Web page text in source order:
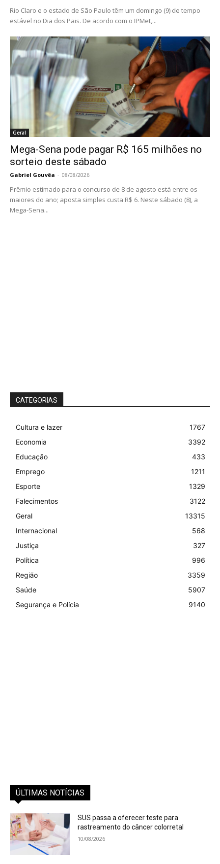
Rio Claro e o estado de São Paulo têm um domingo (9) de tempo
estável no Dia dos Pais. De acordo com o IPMet,...
Geral
Mega-Sena pode pagar R$ 165 milhões no
sorteio deste sábado
Gabriel Gouvêa - 08/08/2026
Prêmio estimado para o concurso de 8 de agosto está entre os
maiores do ano; aposta simples custa R$ 6. Neste sábado (8), a
Mega-Sena...
CATEGORIAS
Cultura e lazer
1767
Economia
3392
Educação
433
Emprego
1211
Esporte
1329
Falecimentos
3122
Geral
13315
Internacional
568
Justiça
327
Política
996
Região
3359
Saúde
5907
Segurança e Polícia
9140
ÚLTIMAS NOTÍCIAS
SUS passa a oferecer teste para
rastreamento do câncer colorretal
10/08/2026